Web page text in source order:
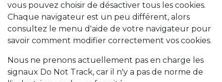
vous pouvez choisir de désactiver tous les cookies.
Chaque navigateur est un peu différent, alors
consultez le menu d'aide de votre navigateur pour
savoir comment modifier correctement vos cookies.
Nous ne prenons actuellement pas en charge les
signaux Do Not Track, car il n'y a pas de norme de